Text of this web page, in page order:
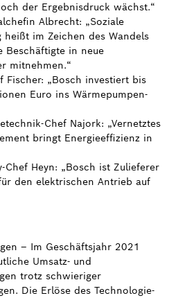
der Ergebnisdruck wächst.“
Albrecht: „Soziale
heißt im Zeichen des Wandels
Beschäftigte in neue
mitnehmen.“
Fischer: „Bosch investiert bis
Euro ins Wärmepumpen-
Chef Najork: „Vernetztes
bringt Energieeffizienz in
Chef Heyn: „Bosch ist Zulieferer
den elektrischen Antrieb auf
– Im Geschäftsjahr 2021
Umsatz- und
trotz schwieriger
Die Erlöse des Technologie-